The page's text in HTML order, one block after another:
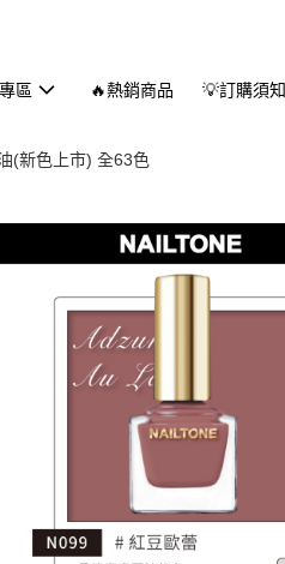
區 🔥熱銷商品 💡訂購須知
(新色上市) 全63色